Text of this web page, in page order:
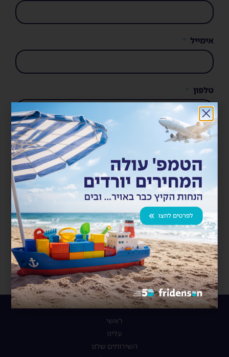
אימייל
טלפון
כן, אני רוצה להירשם
לניוזלטר
שליחה
ראשי
עלינו
השירותים שלנו